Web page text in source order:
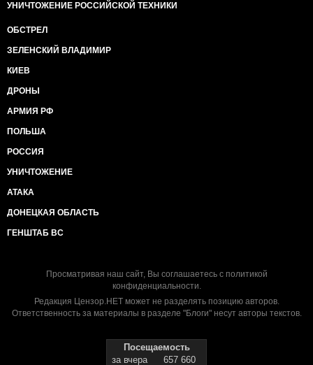
УНИЧТОЖЕНИЕ РОССИЙСКОЙ ТЕХНИКИ
ОБСТРЕЛ
ЗЕЛЕНСКИЙ ВЛАДИМИР
КИЕВ
ДРОНЫ
АРМИЯ РФ
ПОЛЬША
РОССИЯ
УНИЧТОЖЕНИЕ
АТАКА
ДОНЕЦКАЯ ОБЛАСТЬ
ГЕНШТАБ ВС
Просматривая наш сайт, Вы соглашаетесь с политикой
конфиденциальности.
Редакция Цензор.НЕТ может не разделять позицию авторов.
Ответственность за материалы в разделе "Блоги" несут авторы текстов.
Посещаемость
за вчера
657 660